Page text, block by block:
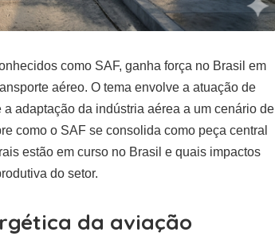
como SAF, ganha força no Brasil em
aéreo. O tema envolve a atuação de
adaptação da indústria aérea a um cenário de
como o SAF se consolida como peça central
estão em curso no Brasil e quais impactos
do setor.
da aviação